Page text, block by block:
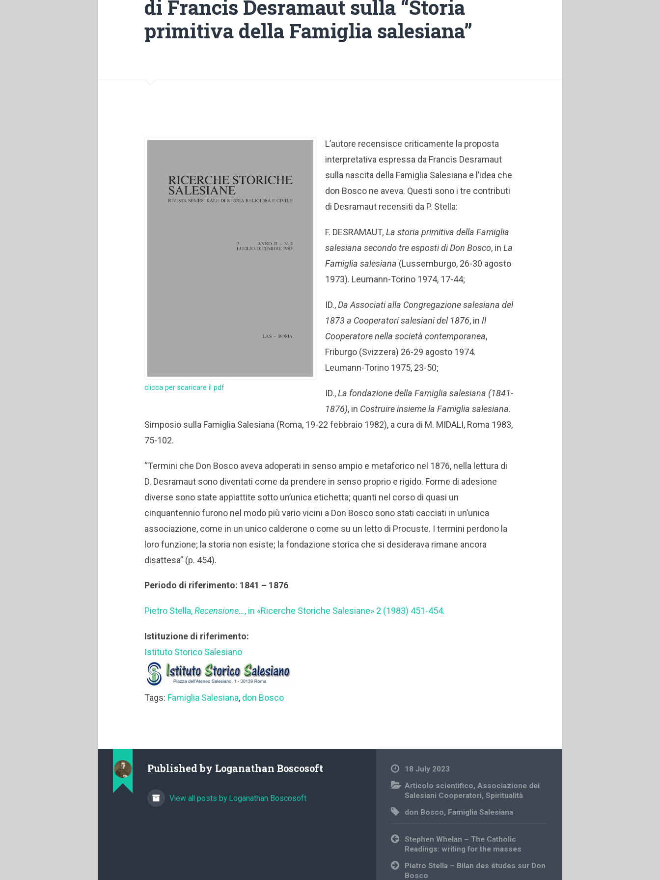
di Francis Desramaut sulla “Storia
primitiva della Famiglia salesiana”
clicca per scaricare il pdf
L’autore recensisce criticamente la proposta
interpretativa espressa da Francis Desramaut
sulla nascita della Famiglia Salesiana e l’idea che
don Bosco ne aveva. Questi sono i tre contributi
di Desramaut recensiti da P. Stella:
F. DESRAMAUT, La storia primitiva della Famiglia
salesiana secondo tre esposti di Don Bosco, inLa
Famiglia salesiana (Lussemburgo, 26-30 agosto
1973). Leumann-Torino 1974, 17-44;
ID.,Da Associati alla Congregazione salesiana del
1873 a Cooperatori salesiani del 1876, in Il
Cooperatore nella società contemporanea,
Friburgo (Svizzera) 26-29 agosto 1974.
Leumann-Torino 1975, 23-50;
ID.,La fondazione della Famiglia salesiana (1841-
1876), in Costruire insieme la Famiglia salesiana.
Simposio sulla Famiglia Salesiana (Roma, 19-22 febbraio 1982), a cura di M. MIDALI, Roma 1983,
75-102.
“Termini che Don Bosco aveva adoperati in senso ampio e metaforico nel 1876, nella lettura di
D. Desramaut sono diventati come da prendere in senso proprio e rigido. Forme di adesione
diverse sono state appiattite sotto un’unica etichetta; quanti nel corso di quasi un
cinquantennio furono nel modo più vario vicini a Don Bosco sono stati cacciati in un’unica
associazione, come in un unico calderone o come su un letto di Procuste. I termini perdono la
loro funzione; la storia non esiste; la fondazione storica che si desiderava rimane ancora
disattesa” (p. 454).
Periodo di riferimento: 1841 – 1876
Pietro Stella,Recensione…, in «Ricerche Storiche Salesiane» 2 (1983) 451-454.
Istituzione di riferimento:
Istituto Storico Salesiano
Tags: Famiglia Salesiana, don Bosco
Published by Loganathan Boscosoft
View all posts by Loganathan Boscosoft
18 July 2023
Articolo scientifico,Associazione dei
Salesiani Cooperatori,Spiritualità
don Bosco, Famiglia Salesiana
Post
navigation
Stephen Whelan – The Catholic
Readings: writing for the masses
Pietro Stella – Bilan des études sur Don
Bosco